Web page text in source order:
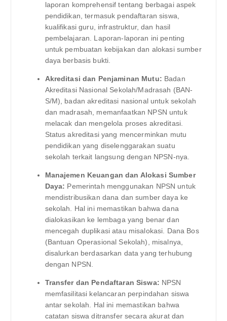
laporan komprehensif tentang berbagai aspek
pendidikan, termasuk pendaftaran siswa,
kualifikasi guru, infrastruktur, dan hasil
pembelajaran. Laporan-laporan ini penting
untuk pembuatan kebijakan dan alokasi sumber
daya berbasis bukti.
Akreditasi dan Penjaminan Mutu: Badan
Akreditasi Nasional Sekolah/Madrasah (BAN-
S/M), badan akreditasi nasional untuk sekolah
dan madrasah, memanfaatkan NPSN untuk
melacak dan mengelola proses akreditasi.
Status akreditasi yang mencerminkan mutu
pendidikan yang diselenggarakan suatu
sekolah terkait langsung dengan NPSN-nya.
Manajemen Keuangan dan Alokasi Sumber
Daya: Pemerintah menggunakan NPSN untuk
mendistribusikan dana dan sumber daya ke
sekolah. Hal ini memastikan bahwa dana
dialokasikan ke lembaga yang benar dan
mencegah duplikasi atau misalokasi. Dana Bos
(Bantuan Operasional Sekolah), misalnya,
disalurkan berdasarkan data yang terhubung
dengan NPSN.
Transfer dan Pendaftaran Siswa: NPSN
memfasilitasi kelancaran perpindahan siswa
antar sekolah. Hal ini memastikan bahwa
catatan siswa ditransfer secara akurat dan